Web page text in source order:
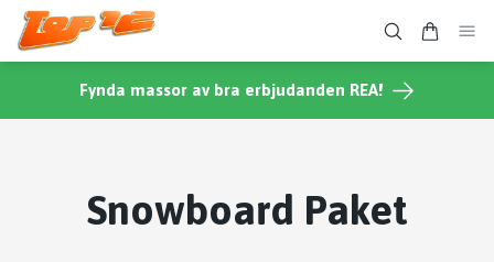
Fynda massor av bra erbjudanden REA!
Snowboard Paket